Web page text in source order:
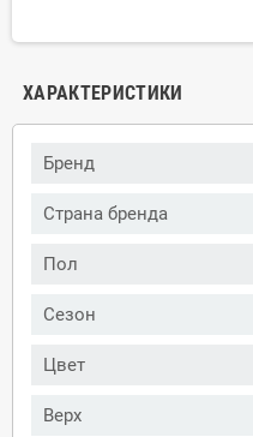
ХАРАКТЕРИСТИКИ
Бренд
Страна бренда
Пол
Сезон
Цвет
Верх